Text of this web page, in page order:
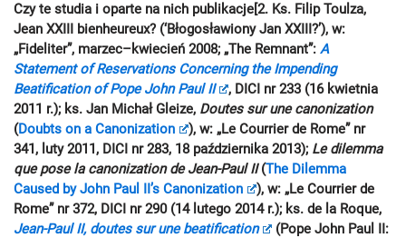
Czy te studia i oparte na nich publikacje[2. Ks. Filip Toulza,
Jean XXIII bienheureux? (‘Błogosławiony Jan XXIII?’), w:
„Fideliter”, marzec–kwiecień 2008; „The Remnant”: A
Statement of Reservations Concerning the Impending
Beatification of Pope John Paul II
, DICI nr 233 (16 kwietnia
2011 r.); ks. Jan Michał Gleize, Doutes sur une canonization
(Doubts on a Canonization
), w: „Le Courrier de Rome” nr
341, luty 2011, DICI nr 283, 18 października 2013); Le dilemma
que pose la canonization de Jean-Paul II(The Dilemma
Caused by John Paul II’s Canonization
), w: „Le Courrier de
Rome” nr 372, DICI nr 290 (14 lutego 2014 r.); ks. de la Roque,
Jean-Paul II, doutes sur une beatification
(Pope John Paul II: